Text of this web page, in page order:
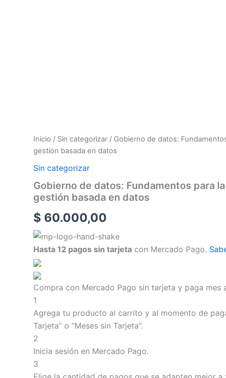
Inicio / Sin categorizar / Gobierno de datos:
gestión basada en datos
Sin categorizar
Gobierno de datos: Fundamentos para
gestión basada en datos
$ 60.000,00
Hasta 12 pagos sin tarjeta con Mercado Pago.
Compra con Mercado Pago sin tarjeta y paga mes
1
Agrega tu producto al carrito y al momento de
Tarjeta” o “Meses sin Tarjeta”.
2
Inicia sesión en Mercado Pago.
3
Gobierno
datos:
Fundamentos
la
planificación
y
gestión
basada
en
datos
cantidad